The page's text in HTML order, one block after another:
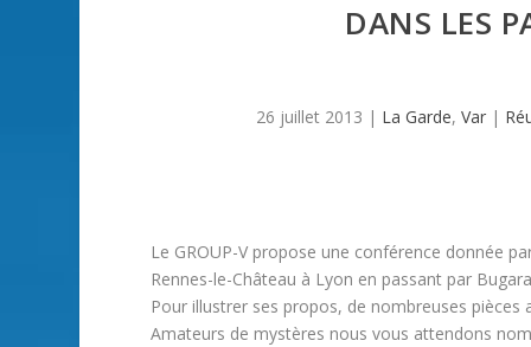
DANS LES
26 juillet 2013 | La Garde, Var|
Le GROUP-V propose une conférence donnée
Rennes-le-Château à Lyon en passant par
Pour illustrer ses propos, de nombreuses
Amateurs de mystères nous vous attendons